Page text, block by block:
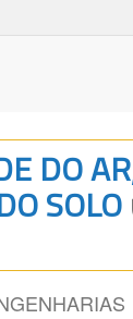
DO
SOLO